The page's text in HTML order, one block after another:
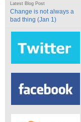
Latest Blog Post
Change is not always a
bad thing (Jan 1)